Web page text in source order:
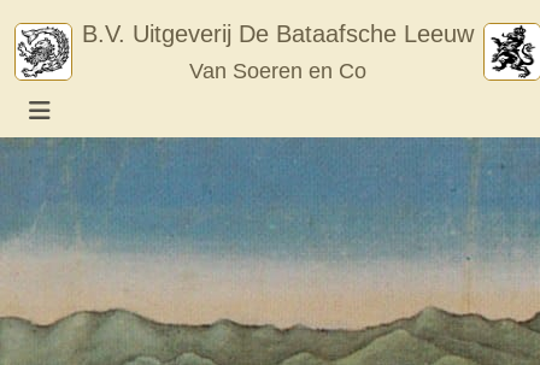
content
B.V. Uitgeverij De Bataafsche Leeuw
Van Soeren en Co